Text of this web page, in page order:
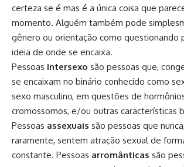
certeza se é mas é a única coisa que
momento. Alguém também pode
gênero ou orientação como questionando
ideia de onde se encaixa.
Pessoas intersexo são pessoas que,
se encaixam no binário conhecido como
sexo masculino, em questões de
cromossomos, e/ou outras características
Pessoas assexuais são pessoas que
raramente, sentem atração sexual de
constante. Pessoas arromânticas são